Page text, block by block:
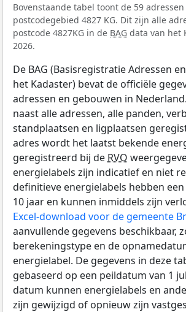
Bovenstaande tabel toont de 59
postcodegebied 4827 KG. Dit zijn alle
postcode 4827KG in de BAG data van het
2026.
De BAG (Basisregistratie Adressen
het Kadaster) bevat de officiële
adressen en gebouwen in
naast alle adressen, alle panden,
standplaatsen en ligplaatsen
adres wordt het laatst bekende
geregistreerd bij de RVO
energielabels zijn indicatief en niet
definitieve energielabels hebben
10 jaar en kunnen inmiddels zijn
Excel-download voor de gemeente
aanvullende gegevens beschikbaar,
berekeningstype en de
energielabel. De gegevens in deze
gebaseerd op een peildatum van 1
datum kunnen energielabels en
zijn gewijzigd of opnieuw zijn